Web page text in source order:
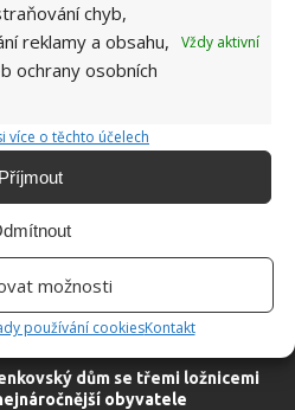
chyb,
reklamy a obsahu,
ochrany osobních
Vždy aktivní
více o těchto účelech
Příjmout
možnosti
používání cookiesKontakt
Kolář
České zemědělské
který je již od malička
najít v j...[Více o autorovi]
dům se třemi ložnicemi
obyvatele